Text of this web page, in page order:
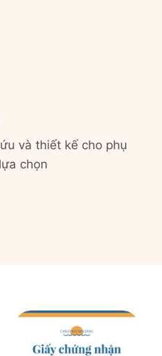
và thiết kế cho phụ
chọn